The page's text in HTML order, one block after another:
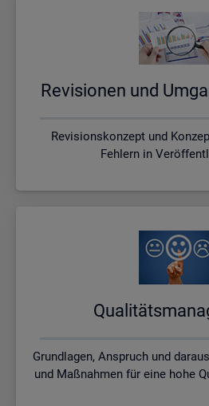
Re­vi­sio­nen und
Revisionskonzept und
Fehlern in
Grundlagen, Anspruch und
und Maßnahmen für eine hohe